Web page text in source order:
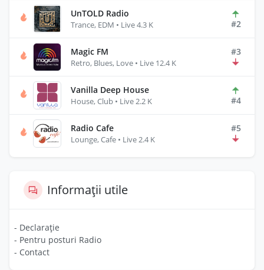
UnTOLD Radio
Trance, EDM • Live 4.3 K #2
Magic FM
Retro, Blues, Love • Live 12.4 K
#3
Vanilla Deep House
House, Club • Live 2.2 K #4
Radio Cafe
Lounge, Cafe • Live 2.4 K
#5
Informații utile
- Declarație
- Pentru posturi Radio
- Contact